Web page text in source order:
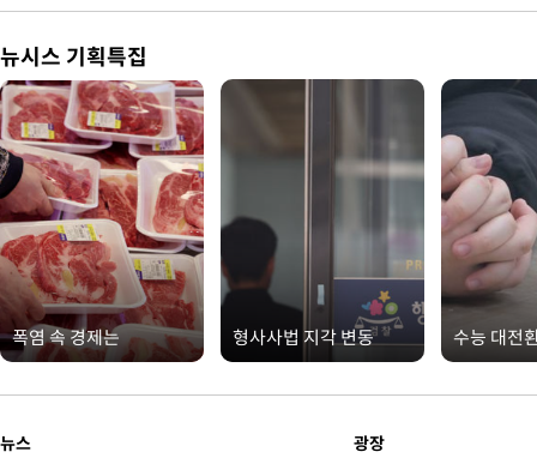
뉴시스 기획특집
폭염 속 경제는 형사사법 지각 변동 수능 대전
뉴스 광장